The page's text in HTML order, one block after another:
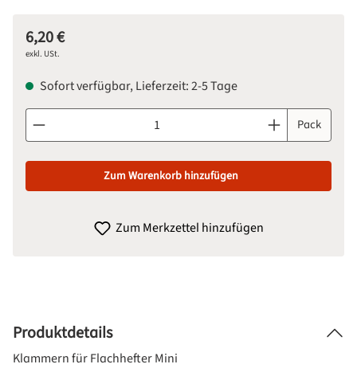
Regulärer Preis:
6,20 €
exkl. USt.
Sofort verfügbar, Lieferzeit: 2-5 Tage
Produkt Anzahl: Gib den gewünschten Wert ein oderPack
Zum Warenkorb hinzufügen
Zum Merkzettel hinzufügen
Produktdetails
Klammern für Flachhefter Mini